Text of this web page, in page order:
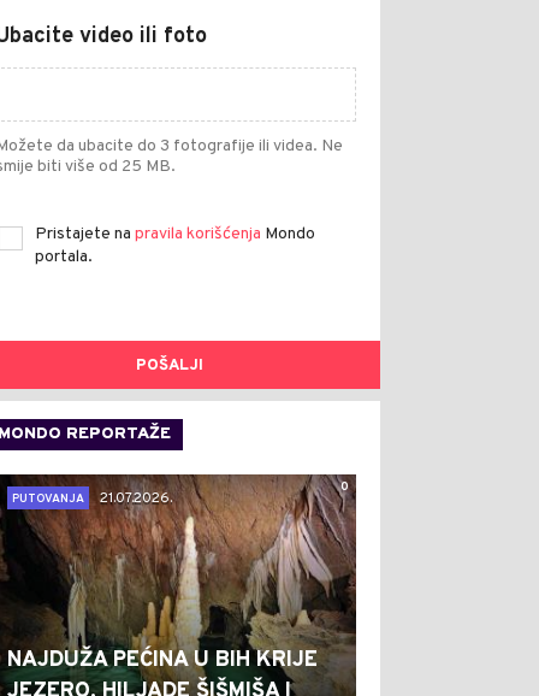
video ili foto
da ubacite do 3 fotografije ili videa. Ne
biti više od 25 MB.
Pristajete na pravila korišćenja Mondo
portala.
POŠALJI
MONDO REPORTAŽE
0
PUTOVANJA
21.07.2026.
NAJDUŽA PEĆINA U BIH KRIJE